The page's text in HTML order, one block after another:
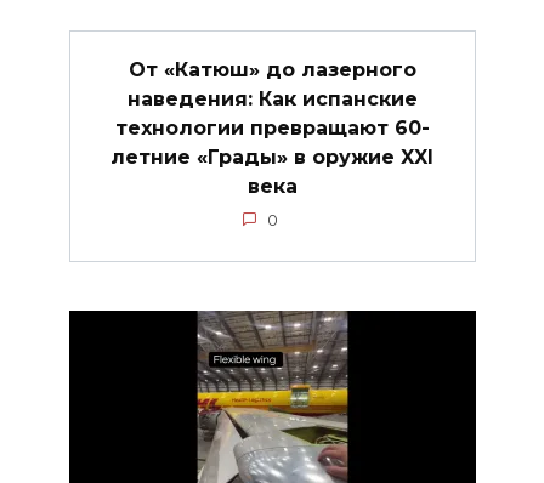
От «Катюш» до лазерного
наведения: Как испанские
технологии превращают 60-
летние «Грады» в оружие XXI
века
0